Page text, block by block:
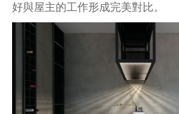
好與屋主的工作形成完美對比。